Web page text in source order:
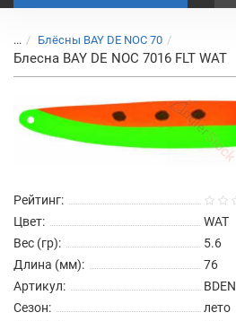
... Блёсны BAY DE NOC 70
Блесна BAY DE NOC 7016 FLT WAT
Рейтинг:
Цвет:
WAT
Вес (гр):
5.6
Длина (мм):
76
Артикул:
Сезон:
лето